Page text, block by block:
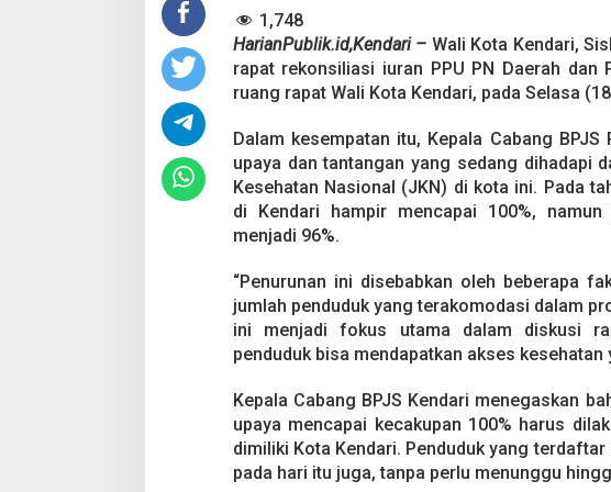
:
T
n
t
g
n
M
e
u
u
9
8
p
d
a
J
1,748
HarianPublik.id,Kendari – Wali Kota Kendari,
rapat rekonsiliasi iuran PPU PN Daerah dan
ruang rapat Wali Kota Kendari, pada Selasa
Dalam kesempatan itu, Kepala Cabang
upaya dan tantangan yang sedang dihadapi
Kesehatan Nasional (JKN) di kota ini. Pada
di Kendari hampir mencapai 100%,
menjadi 96%.
“Penurunan ini disebabkan oleh beberapa
jumlah penduduk yang terakomodasi dalam
ini menjadi fokus utama dalam diskusi
penduduk bisa mendapatkan akses kesehatan
Kepala Cabang BPJS Kendari menegaskan
upaya mencapai kecakupan 100% harus
dimiliki Kota Kendari. Penduduk yang
pada hari itu juga, tanpa perlu menunggu